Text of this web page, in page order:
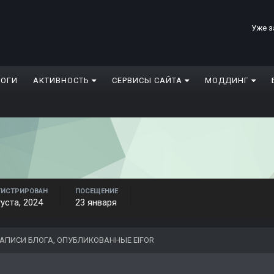
Уже
АКТИВНОСТЬ СЕРВИСЫ САЙТА МОДДИНГ
2024
ПОСЕЩЕНИЕ
23 января
БЛОГА, ОПУБЛИКОВАННЫЕ EIFOR